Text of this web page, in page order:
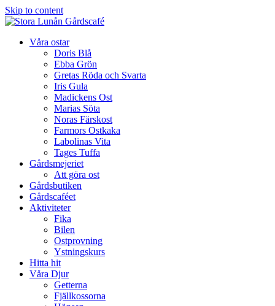
Skip to content
Våra ostar
Doris Blå
Ebba Grön
Gretas Röda och Svarta
Iris Gula
Madickens Ost
Marias Söta
Noras Färskost
Farmors Ostkaka
Labolinas Vita
Tages Tuffa
Gårdsmejeriet
Att göra ost
Gårdsbutiken
Gårdscaféet
Aktiviteter
Fika
Bilen
Ostprovning
Ystningskurs
Hitta hit
Våra Djur
Getterna
Fjällkossorna